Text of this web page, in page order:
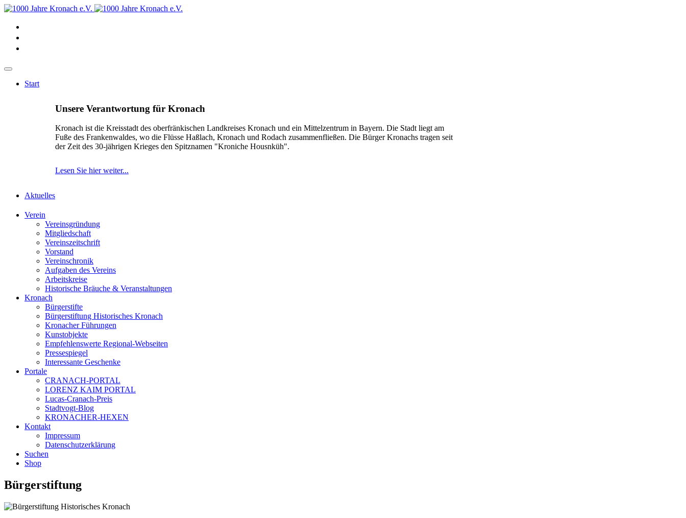
Start
Unsere Verantwortung für Kronach
Kronach ist die Kreisstadt des oberfränkischen Landkreises Kronach und ein Mittelzentrum in Bayern. Die Stadt liegt am
Fuße des Frankenwaldes, wo die Flüsse Haßlach, Kronach und Rodach zusammenfließen. Die Bürger Kronachs tragen seit
der Zeit des 30-jährigen Krieges den Spitznamen "Kroniche Housnküh".
Lesen Sie hier weiter...
Aktuelles
Verein
Vereinsgründung
Mitgliedschaft
Vereinszeitschrift
Vorstand
Vereinschronik
Aufgaben des Vereins
Arbeitskreise
Historische Bräuche & Veranstaltungen
Kronach
Bürgerstifte
Bürgerstiftung Historisches Kronach
Kronacher Führungen
Kunstobjekte
Empfehlenswerte Regional-Webseiten
Pressespiegel
Interessante Geschenke
Portale
CRANACH-PORTAL
LORENZ KAIM PORTAL
Lucas-Cranach-Preis
Stadtvogt-Blog
KRONACHER-HEXEN
Kontakt
Impressum
Datenschutzerklärung
Suchen
Shop
Bürgerstiftung